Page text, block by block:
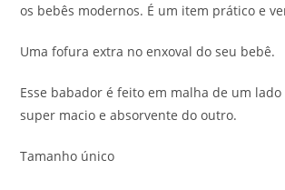
os bebês modernos. É um item prático e
Uma fofura extra no enxoval do seu bebê.
Esse babador é feito em malha de um
super macio e absorvente do outro.
Tamanho único